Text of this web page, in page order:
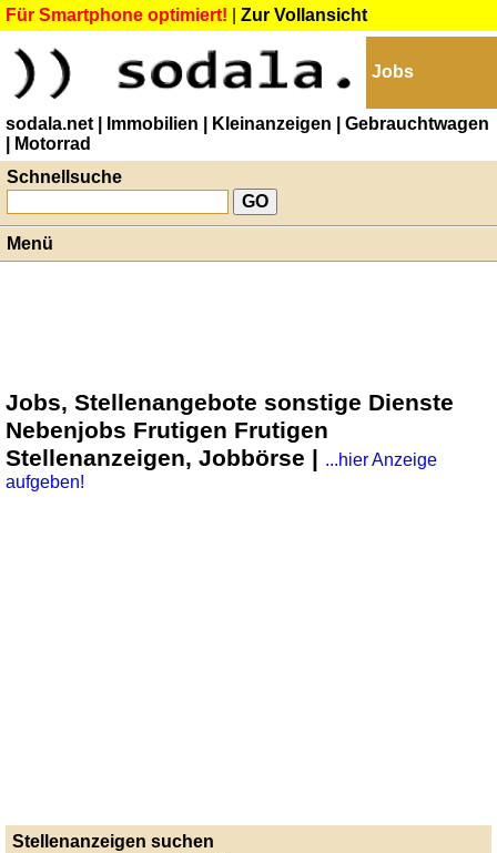
Für Smartphone optimiert! Zur Vollansicht
Jobs
sodala.net | Immobilien | Kleinanzeigen
| Gebrauchtwagen
| Motorrad
Schnellsuche
Menü
Jobs, Stellenangebote sonstige Dienste
Nebenjobs Frutigen Frutigen
Stellenanzeigen, Jobbörse | ...hier Anzeige
aufgeben!
Stellenanzeigen suchen